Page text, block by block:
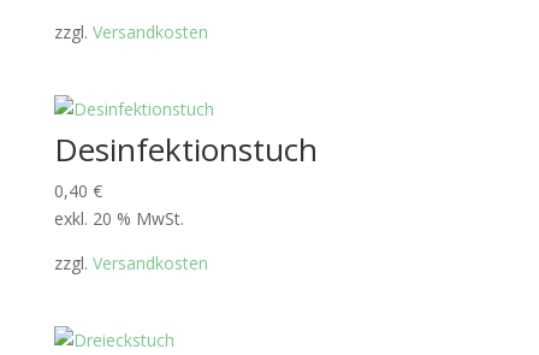
zzgl. Versandkosten
Desinfektionstuch
0,40 €
exkl. 20 % MwSt.
zzgl. Versandkosten